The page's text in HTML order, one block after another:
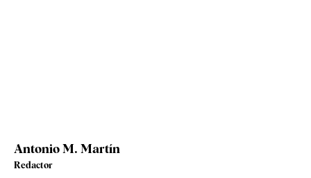
Antonio M. Martín
Redactor